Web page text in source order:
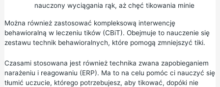
nauczony wyciągania rąk, aż chęć tikowania minie
Można również zastosować kompleksową interwencję
behawioralną w leczeniu tików (CBiT). Obejmuje to nauczenie się
zestawu technik behawioralnych, które pomogą zmniejszyć tiki.
Czasami stosowana jest również technika zwana zapobieganiem
narażeniu i reagowaniu (ERP). Ma to na celu pomóc ci nauczyć się
tłumić uczucie, którego potrzebujesz, aby tikować, dopóki nie